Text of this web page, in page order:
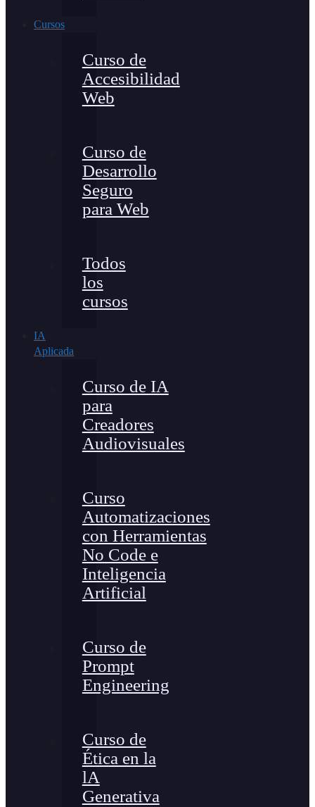
Cursos
Curso de
Accesibilidad
Web
Curso de
Desarrollo
Seguro
para Web
Todos
los
cursos
IA
Aplicada
Curso de IA
para
Creadores
Audiovisuales
Curso
Automatizaciones
con Herramientas
No Code e
Inteligencia
Artificial
Curso de
Prompt
Engineering
Curso de
Ética en la
lA
Generativa